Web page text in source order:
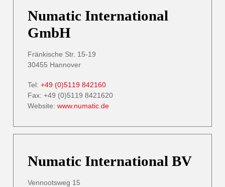
Numatic International
GmbH
Fränkische Str. 15-19
30455 Hannover
Tel: +49 (0)5119 842160
Fax: +49 (0)5119 8421620
Website: www.numatic.de
Numatic International BV
Vennootsweg 15